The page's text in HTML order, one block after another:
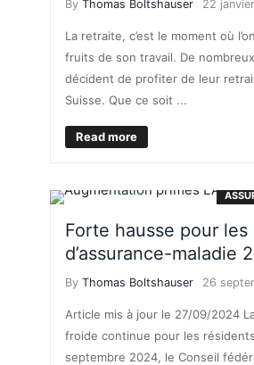
By Thomas Boltshauser 22
La retraite, c’est le moment où
fruits de son travail. De
décident de profiter de leur
Suisse. Que ce soit ...
Read more
Forte hausse pour les
d’assurance-maladie
By Thomas Boltshauser 26
Article mis à jour le 27/09/2024
froide continue pour les
septembre 2024, le Conseil